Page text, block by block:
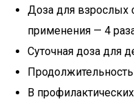
Доза для взрослых
применения — 4
Суточная доза для
В